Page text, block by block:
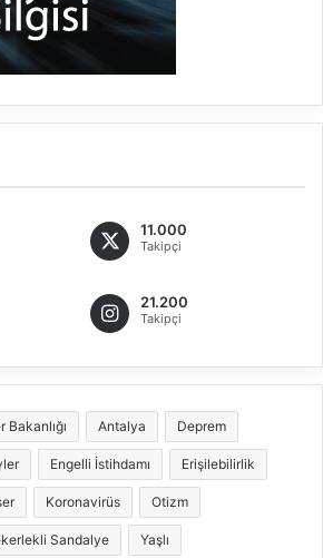
11.000
Takipçi
21.200
Takipçi
Antalya Deprem
Engelli İstihdamı Erişilebilirlik
Koronavirüs Otizm
Sandalye Yaşlı